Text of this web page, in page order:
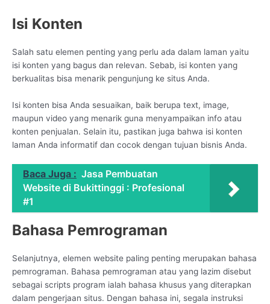
Isi Konten
Salah satu elemen penting yang perlu ada dalam laman yaitu
isi konten yang bagus dan relevan. Sebab, isi konten yang
berkualitas bisa menarik pengunjung ke situs Anda.
Isi konten bisa Anda sesuaikan, baik berupa text, image,
maupun video yang menarik guna menyampaikan info atau
konten penjualan. Selain itu, pastikan juga bahwa isi konten
laman Anda informatif dan cocok dengan tujuan bisnis Anda.
Baca Juga : Jasa Pembuatan
Website di Bukittinggi : Profesional
#1
Bahasa Pemrograman
Selanjutnya, elemen website paling penting merupakan bahasa
pemrograman. Bahasa pemrograman atau yang lazim disebut
sebagai scripts program ialah bahasa khusus yang diterapkan
dalam pengerjaan situs. Dengan bahasa ini, segala instruksi